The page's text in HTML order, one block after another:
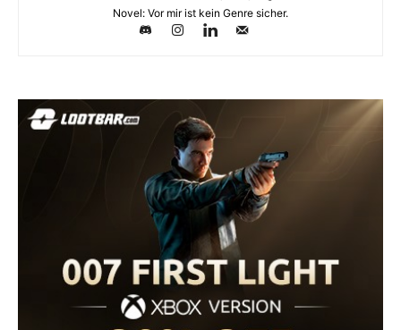
Novel: Vor mir ist kein Genre sicher.